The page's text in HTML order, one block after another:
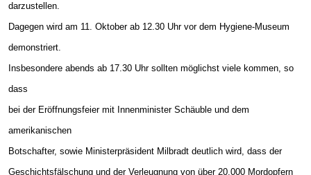
darzustellen.
Dagegen wird am 11. Oktober ab 12.30 Uhr vor dem Hygiene-Museum
demonstriert.
Insbesondere abends ab 17.30 Uhr sollten möglichst viele kommen, so
dass
bei der Eröffnungsfeier mit Innenminister Schäuble und dem
amerikanischen
Botschafter, sowie Ministerpräsident Milbradt deutlich wird, dass der
Geschichtsfälschung und der Verleugnung von über 20.000 Mordopfern